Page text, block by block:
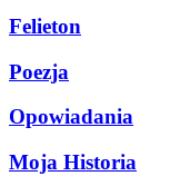
Felieton
Poezja
Opowiadania
Moja Historia